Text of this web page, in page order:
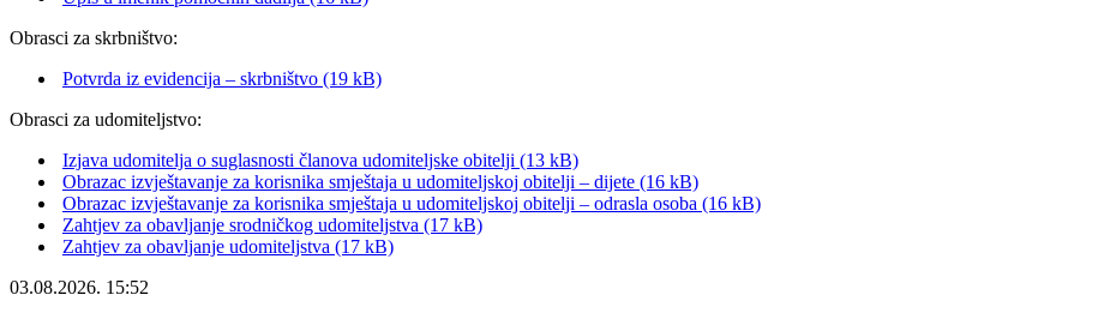
Obrasci za skrbništvo:
Potvrda iz evidencija – skrbništvo (19 kB)
Obrasci za udomiteljstvo:
Izjava udomitelja o suglasnosti članova udomiteljske obitelji (13 kB)
Obrazac izvještavanje za korisnika smještaja u udomiteljskoj obitelji – dijete (16 kB)
Obrazac izvještavanje za korisnika smještaja u udomiteljskoj obitelji – odrasla osoba (16 kB)
Zahtjev za obavljanje srodničkog udomiteljstva (17 kB)
Zahtjev za obavljanje udomiteljstva (17 kB)
03.08.2026. 15:52